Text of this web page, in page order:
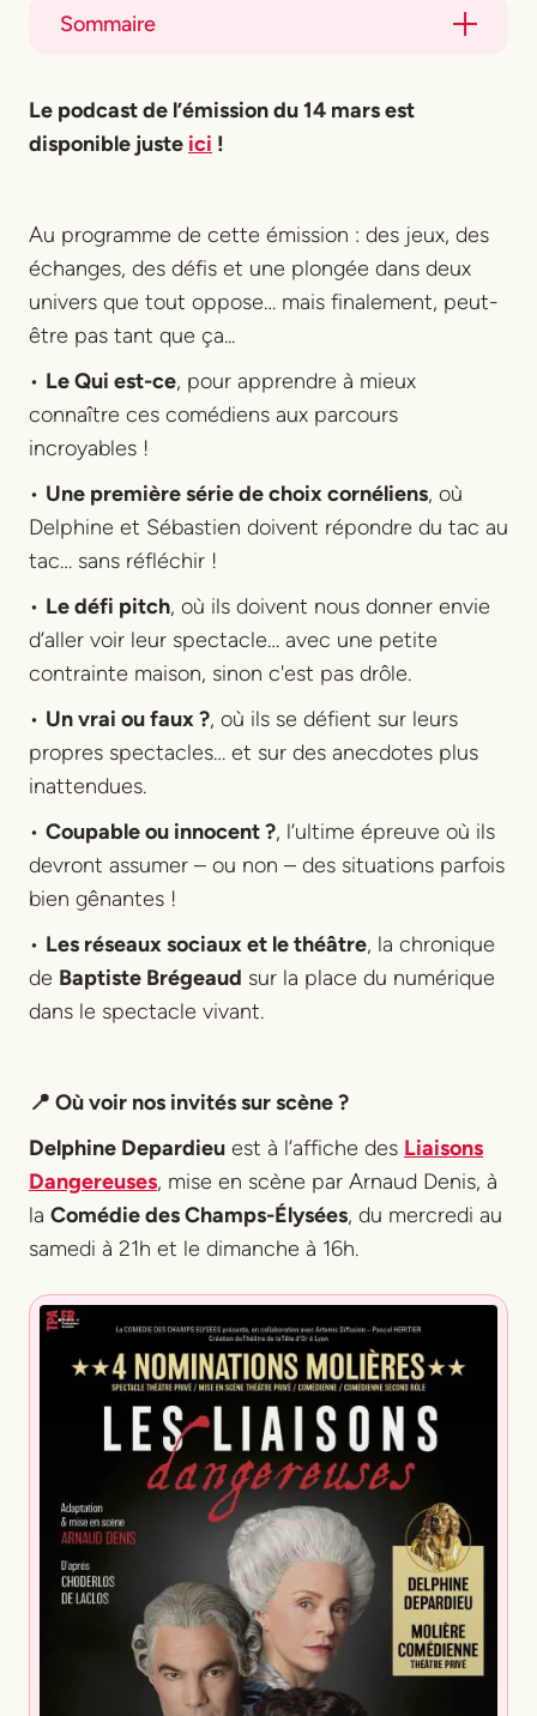
Sommaire
Title
Le podcast de l’émission du 14 mars est
disponible juste ici !
Au programme de cette émission : des jeux, des
échanges, des défis et une plongée dans deux
univers que tout oppose… mais finalement, peut-
être pas tant que ça...
• Le Qui est-ce, pour apprendre à mieux
connaître ces comédiens aux parcours
incroyables !
• Une première série de choix cornéliens, où
Delphine et Sébastien doivent répondre du tac au
tac… sans réfléchir !
• Le défi pitch, où ils doivent nous donner envie
d’aller voir leur spectacle… avec une petite
contrainte maison, sinon c'est pas drôle.
• Un vrai ou faux ?, où ils se défient sur leurs
propres spectacles… et sur des anecdotes plus
inattendues.
• Coupable ou innocent ?, l’ultime épreuve où ils
devront assumer – ou non – des situations parfois
bien gênantes !
• Les réseaux sociaux et le théâtre, la chronique
de Baptiste Brégeaud sur la place du numérique
dans le spectacle vivant.
📍 Où voir nos invités sur scène ?
Delphine Depardieu est à l’affiche des Liaisons
Dangereuses, mise en scène par Arnaud Denis, à
la Comédie des Champs-Élysées, du mercredi au
samedi à 21h et le dimanche à 16h.